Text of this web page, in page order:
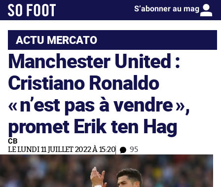
S’abonner au mag
ACTU MERCATO
Manchester United :
Cristiano Ronaldo
«n’est pas à vendre»,
promet Erik ten Hag
CB
LE LUNDI 11 JUILLET 2022 À 15:20 95